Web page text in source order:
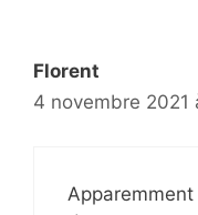
Florent
4 novembre 2021
Apparemment